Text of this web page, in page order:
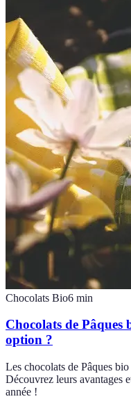
Chocolats Bio6 min
Chocolats de
option ?
Les chocolats de Pâques
Découvrez leurs avantages
année !